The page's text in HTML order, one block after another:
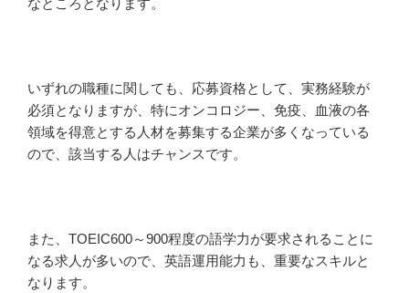
なところとなります。
いずれの職種に関しても、応募資格として、実務経験が
必須となりますが、特にオンコロジー、免疫、血液の各
領域を得意とする人材を募集する企業が多くなっている
ので、該当する人はチャンスです。
また、TOEIC600～900程度の語学力が要求されることに
なる求人が多いので、英語運用能力も、重要なスキルと
なります。